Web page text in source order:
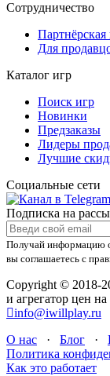
Сотрудничество
Для
Каталог игр
Поиск игр
Новинки
Предзаказы
Лидеры
Лучшие
Социальные сети
Подписка на
Получай информацию
вы соглашаетесь с
Copyright © 2018-
и агрегатор цен
info@iwillplay.ru
О нас · Блог ·
Политика
Как это работает